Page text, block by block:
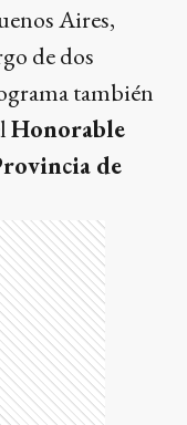
Aires,
de dos
también
Honorable
de